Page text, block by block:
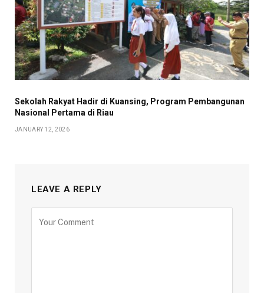
Sekolah Rakyat Hadir di Kuansing, Program Pembangunan
Nasional Pertama di Riau
JANUARY 12, 2026
LEAVE A REPLY